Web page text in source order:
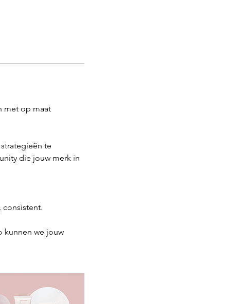
met op maat
te
die jouw merk in
consistent.
kunnen we jouw